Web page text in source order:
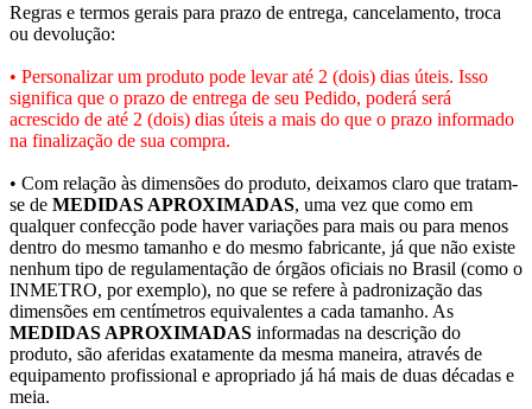
Regras e termos gerais para prazo de entrega, cancelamento, troca
ou devolução:
• Personalizar um produto pode levar até 2 (dois) dias úteis. Isso
significa que o prazo de entrega de seu Pedido, poderá será
acrescido de até 2 (dois) dias úteis a mais do que o prazo informado
na finalização de sua compra.
• Com relação às dimensões do produto, deixamos claro que tratam-
se de MEDIDAS APROXIMADAS, uma vez que como em
qualquer confecção pode haver variações para mais ou para menos
dentro do mesmo tamanho e do mesmo fabricante, já que não existe
nenhum tipo de regulamentação de órgãos oficiais no Brasil (como o
INMETRO, por exemplo), no que se refere à padronização das
dimensões em centímetros equivalentes a cada tamanho. As
MEDIDAS APROXIMADAS informadas na descrição do
produto, são aferidas exatamente da mesma maneira, através de
equipamento profissional e apropriado já há mais de duas décadas e
meia.